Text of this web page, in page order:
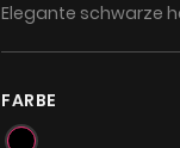
Elegante schwarze
FARBE